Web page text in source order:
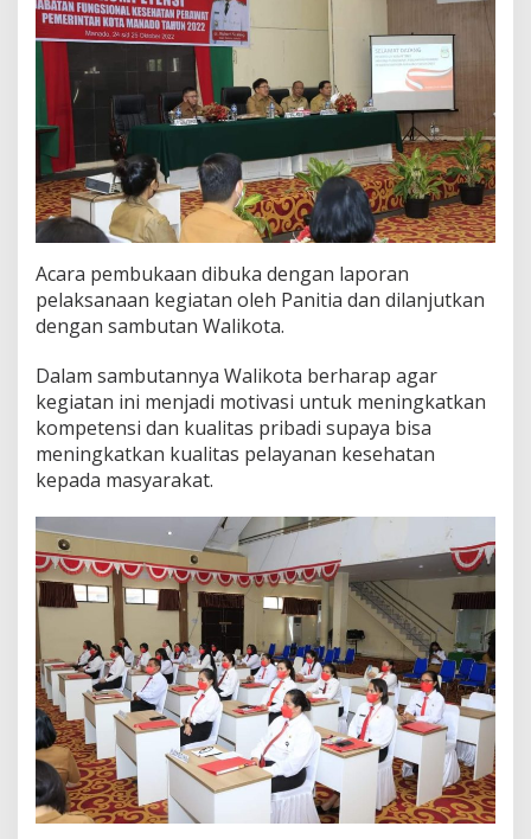
r
a
p
n
W
l
i
k
t
a
A
n
g
u
w
Acara pembukaan dibuka dengan laporan
pelaksanaan kegiatan oleh Panitia dan dilanjutkan
dengan sambutan Walikota.
Dalam sambutannya Walikota berharap agar
kegiatan ini menjadi motivasi untuk meningkatkan
kompetensi dan kualitas pribadi supaya bisa
meningkatkan kualitas pelayanan kesehatan
kepada masyarakat.